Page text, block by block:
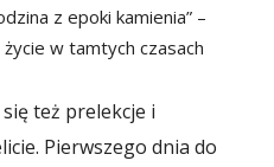
z epoki kamienia” –
w tamtych czasach
też prelekcje i
Pierwszego dnia do